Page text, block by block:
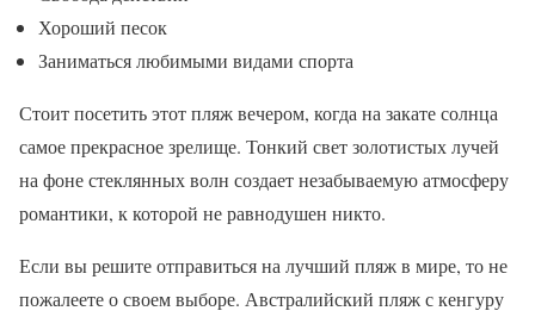
Хороший песок
Заниматься любимыми видами спорта
Стоит посетить этот пляж вечером, когда на закате солнца
самое прекрасное зрелище. Тонкий свет золотистых лучей
на фоне стеклянных волн создает незабываемую атмосферу
романтики, к которой не равнодушен никто.
Если вы решите отправиться на лучший пляж в мире, то не
пожалеете о своем выборе. Австралийский пляж с кенгуру